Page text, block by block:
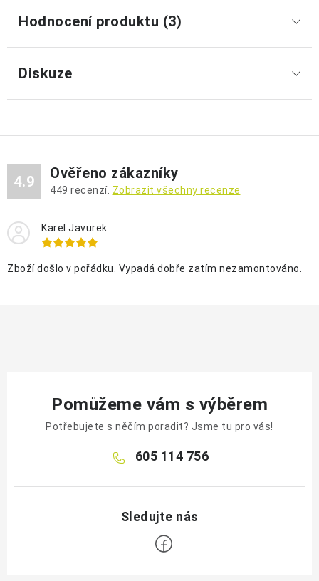
Hodnocení produktu (3)
Diskuze
4.9 Ověřeno zákazníky
449 recenzí. Zobrazit všechny recenze
Karel Javurek
Zboží došlo v pořádku. Vypadá dobře zatím nezamontováno.
Pomůžeme vám s výběrem
Potřebujete s něčím poradit? Jsme tu pro vás!
605 114 756